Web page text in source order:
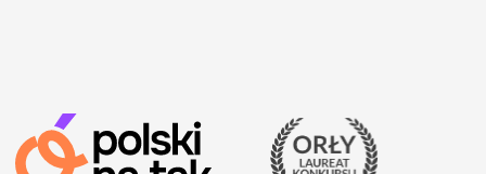
Пользовательское соглашение
Политика конфиденциальности